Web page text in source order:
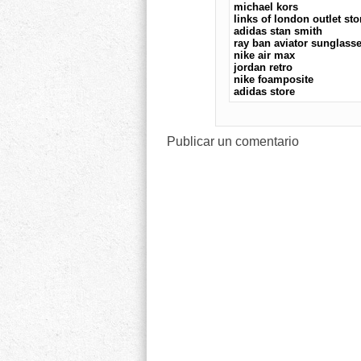
michael kors
links of london outlet
adidas stan smith
ray ban aviator
nike air max
jordan retro
nike foamposite
adidas store
Publicar un comentario